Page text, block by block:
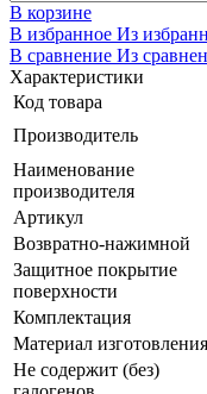
В корзине
В избранное Из
В сравнение Из
Характеристики
Код товара
Производитель
Наименование
производителя
Артикул
Возвратно-нажимной
Защитное покрытие
поверхности
Комплектация
Материал изготовления
Не содержит (без)